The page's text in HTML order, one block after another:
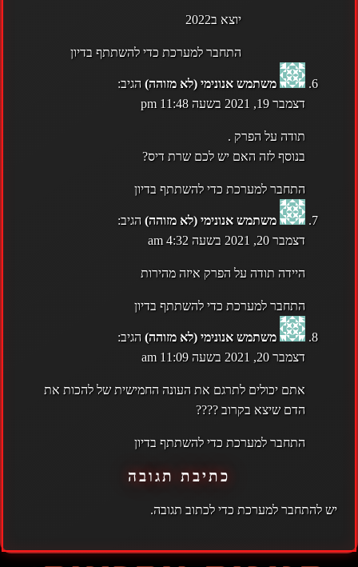
יוצא ב2022
התחבר למערכת כדי להשתתף בדיון
משתמש אנונימי (לא מזוהה) הגיב:
דצמבר 19, 2021 בשעה 11:48 pm
תודה על הפרק .
בנוסף לזה האם יש לכם שרת דיס?
התחבר למערכת כדי להשתתף בדיון
משתמש אנונימי (לא מזוהה) הגיב:
דצמבר 20, 2021 בשעה 4:32 am
היידה תודה על הפרק איזה מהירות
התחבר למערכת כדי להשתתף בדיון
משתמש אנונימי (לא מזוהה) הגיב:
דצמבר 20, 2021 בשעה 11:09 am
אתם יכולים לתרגם את העונה החמישית של להכות את
הדם שיצא בקרוב ????
התחבר למערכת כדי להשתתף בדיון
כתיבת תגובה
יש להתחבר למערכת כדי לכתוב תגובה.